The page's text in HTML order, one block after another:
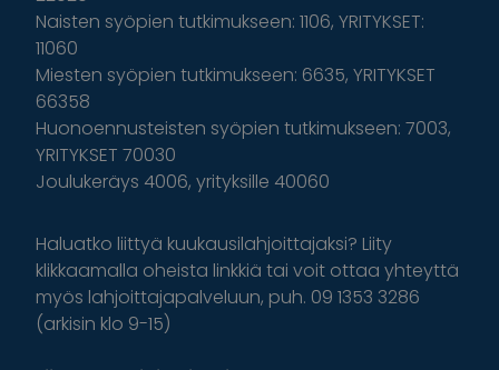
Naisten syöpien tutkimukseen: 1106, YRITYKSET:
11060
Miesten syöpien tutkimukseen: 6635, YRITYKSET
66358
Huonoennusteisten syöpien tutkimukseen: 7003,
YRITYKSET 70030
Joulukeräys 4006, yrityksille 40060
Haluatko liittyä kuukausilahjoittajaksi? Liity
klikkaamalla oheista linkkiä tai voit ottaa yhteyttä
myös lahjoittajapalveluun, puh. 09 1353 3286
(arkisin klo 9-15)